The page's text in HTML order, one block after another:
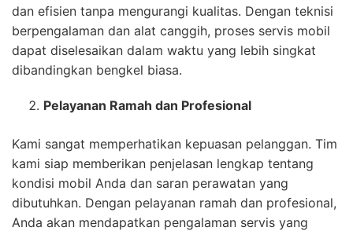
dan efisien tanpa mengurangi kualitas. Dengan teknisi
berpengalaman dan alat canggih, proses servis mobil
dapat diselesaikan dalam waktu yang lebih singkat
dibandingkan bengkel biasa.
Pelayanan Ramah dan Profesional
Kami sangat memperhatikan kepuasan pelanggan. Tim
kami siap memberikan penjelasan lengkap tentang
kondisi mobil Anda dan saran perawatan yang
dibutuhkan. Dengan pelayanan ramah dan profesional,
Anda akan mendapatkan pengalaman servis yang